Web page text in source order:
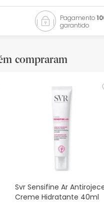
Pagamento
garantido
compraram
Svr Sensifine Ar
Creme Hidratante 40ml